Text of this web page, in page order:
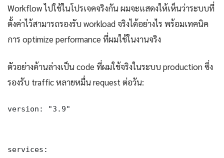
Workflow ไปใช้ในโปรเจคจริงกัน ผมจะแสดงให้เห็นว่าระบบที่
ตั้งค่าไว้สามารถรองรับ workload จริงได้อย่างไร พร้อมเทคนิค
การ optimize performance ที่ผมใช้ในงานจริง
ตัวอย่างด้านล่างเป็น code ที่ผมใช้จริงในระบบ production ซึ่ง
รองรับ traffic หลายหมื่น request ต่อวัน:
version: "3.9"
services: